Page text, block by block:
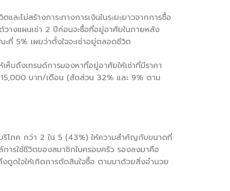
ะไม่สร้างภาระทางการเงินในระยะยาวจากการซื้อ
างแผนเช่า 2 ปีก่อนจะซื้อที่อยู่อาศัยในภายหลัง
5% เผยว่าตั้งใจจะเช่าอยู่ตลอดชีวิต
นถึงเทรนด์การมองหาที่อยู่อาศัยให้เช่าที่มีราคา
บาท/เดือน (สัดส่วน 32% และ 9% ตาม
ริโภค กว่า 2 ใน 5 (43%) ให้ความสำคัญกับขนาดที่
รใช้ชีวิตของสมาชิกในครอบครัว รองลงมาคือ
ดใจให้เกิดการตัดสินใจซื้อ ตามมาด้วยสิ่งอำนวย